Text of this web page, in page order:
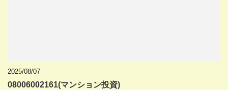
2025/08/07
08006002161(マンション投資)